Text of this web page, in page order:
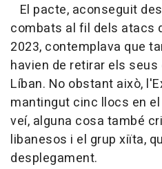
El pacte, aconseguit
combats al fil dels atacs
2023, contemplava que
havien de retirar els
Líban. No obstant això,
mantingut cinc llocs en
veí, alguna cosa també
libanesos i el grup xiïta,
desplegament.